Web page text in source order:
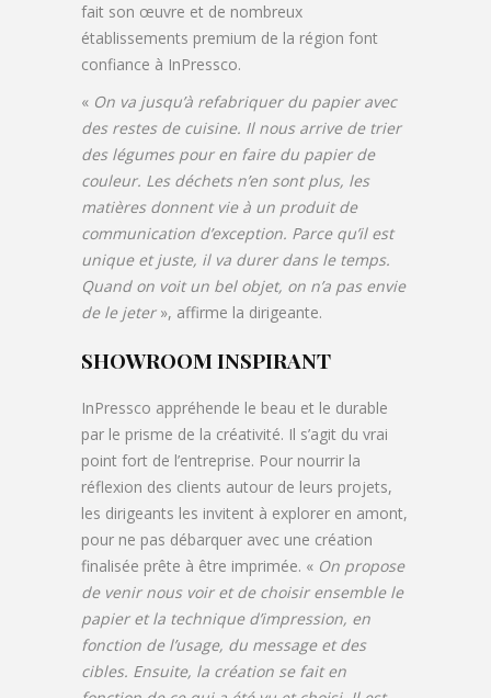
fait son œuvre et de nombreux
établissements premium de la région font
confiance à InPressco.
« On va jusqu’à refabriquer du papier avec
des restes de cuisine. Il nous arrive de trier
des légumes pour en faire du papier de
couleur. Les déchets n’en sont plus, les
matières donnent vie à un produit de
communication d’exception. Parce qu’il est
unique et juste, il va durer dans le temps.
Quand on voit un bel objet, on n’a pas envie
de le jeter», affirme la dirigeante.
SHOWROOM INSPIRANT
InPressco appréhende le beau et le durable
par le prisme de la créativité. Il s’agit du vrai
point fort de l’entreprise. Pour nourrir la
réflexion des clients autour de leurs projets,
les dirigeants les invitent à explorer en amont,
pour ne pas débarquer avec une création
finalisée prête à être imprimée. « On propose
de venir nous voir et de choisir ensemble le
papier et la technique d’impression, en
fonction de l’usage, du message et des
cibles. Ensuite, la création se fait en